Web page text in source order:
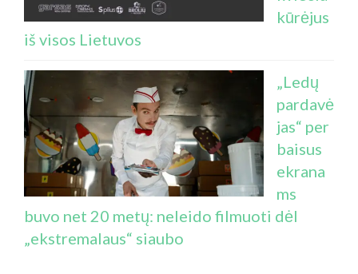
kūrėjus
iš visos Lietuvos
„Ledų
pardavė
jas“ per
baisus
ekrana
ms
buvo net 20 metų: neleido filmuoti dėl
„ekstremalaus“ siaubo